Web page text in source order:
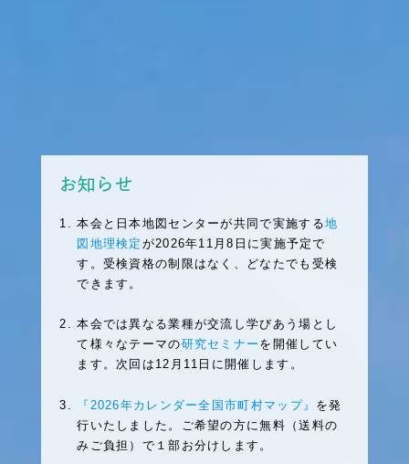
お知らせ
本会と日本地図センターが共同で実施する地
図地理検定 が2026年11月8日に実施予定で
す。受検資格の制限はなく、どなたでも受検
できます。
本会では異なる業種が交流し学びあう場とし
て様々なテーマの研究セミナー を開催してい
ます。次回は12月11日に開催します。
『2026年カレンダー全国市町村マップ』 を発
行いたしました。ご希望の方に無料（送料の
みご負担）で１部お分けします。